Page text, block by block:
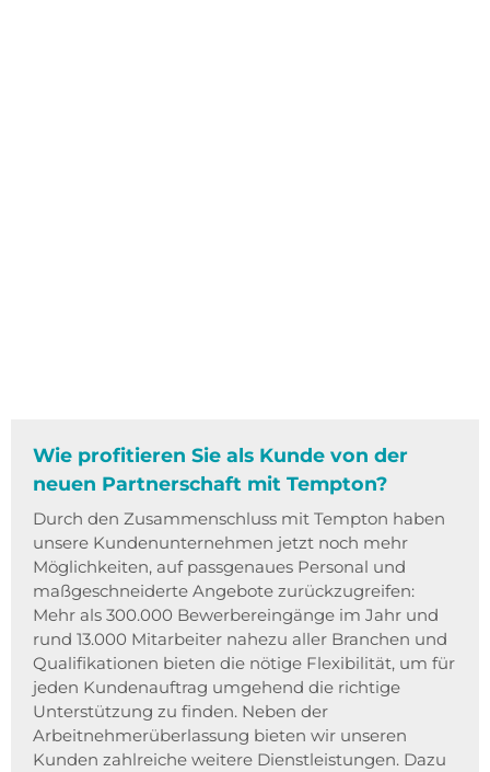
Wie profitieren Sie als Kunde von der
neuen Partnerschaft mit Tempton?
Durch den Zusammenschluss mit Tempton haben
unsere Kundenunternehmen jetzt noch mehr
Möglichkeiten, auf passgenaues Personal und
maßgeschneiderte Angebote zurückzugreifen:
Mehr als 300.000 Bewerbereingänge im Jahr und
rund 13.000 Mitarbeiter nahezu aller Branchen und
Qualifikationen bieten die nötige Flexibilität, um für
jeden Kundenauftrag umgehend die richtige
Unterstützung zu finden. Neben der
Arbeitnehmerüberlassung bieten wir unseren
Kunden zahlreiche weitere Dienstleistungen. Dazu